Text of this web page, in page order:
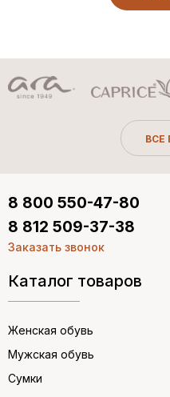
ВСЕ
Каталог товаров
Женская обувь
Мужская обувь
Сумки
8 800 550-47-80
8 812 509-37-38
Заказать звонок